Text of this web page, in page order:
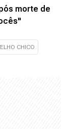
morte de
CHICO